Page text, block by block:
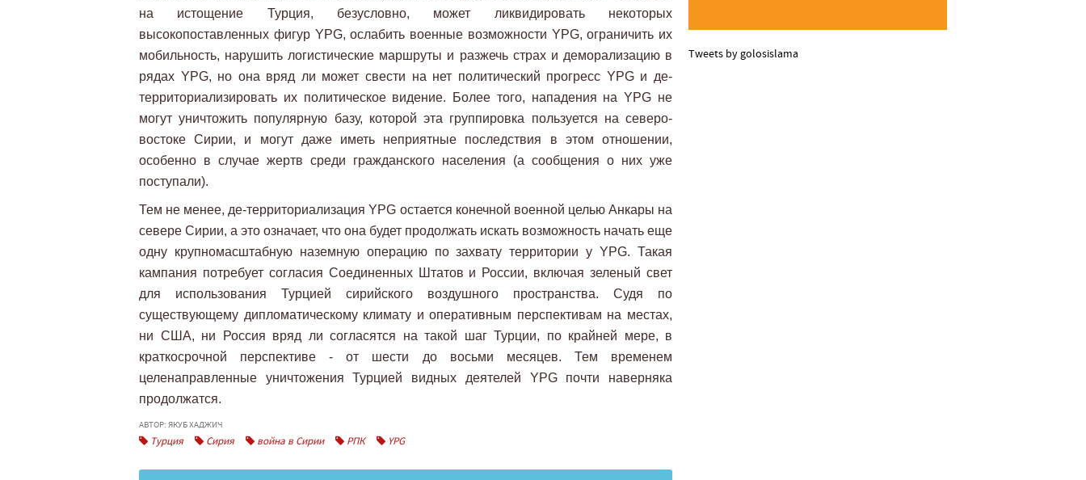
на истощение Турция, безусловно, может ликвидировать некоторых
высокопоставленных фигур YPG, ослабить военные возможности YPG, ограничить их
мобильность, нарушить логистические маршруты и разжечь страх и деморализацию в
рядах YPG, но она вряд ли может свести на нет политический прогресс YPG и де-
территориализировать их политическое видение. Более того, нападения на YPG не
могут уничтожить популярную базу, которой эта группировка пользуется на северо-
востоке Сирии, и могут даже иметь неприятные последствия в этом отношении,
особенно в случае жертв среди гражданского населения (а сообщения о них уже
поступали).
Тем не менее, де-территориализация YPG остается конечной военной целью Анкары на
севере Сирии, а это означает, что она будет продолжать искать возможность начать еще
одну крупномасштабную наземную операцию по захвату территории у YPG. Такая
кампания потребует согласия Соединенных Штатов и России, включая зеленый свет
для использования Турцией сирийского воздушного пространства. Судя по
существующему дипломатическому климату и оперативным перспективам на местах,
ни США, ни Россия вряд ли согласятся на такой шаг Турции, по крайней мере, в
краткосрочной перспективе - от шести до восьми месяцев. Тем временем
целенаправленные уничтожения Турцией видных деятелей YPG почти наверняка
продолжатся.
АВТОР: ЯКУБ ХАДЖИЧ
Турция Сирия война в Сирии РПК YPG
Tweets by golosislama